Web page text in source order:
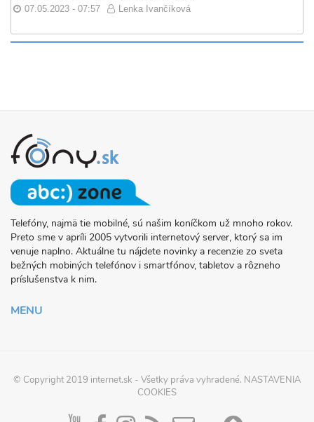
07.05.2023 - 07:57 Lenka Ivančíková
O
PROJEKTE
FONY.SK
Telefóny, najmä tie mobilné, sú našim koníčkom už mnoho rokov.
Preto sme v apríli 2005 vytvorili internetový server, ktorý sa im
venuje naplno. Aktuálne tu nájdete novinky a recenzie zo sveta
bežných mobiných telefónov i smartfónov, tabletov a rôzneho
príslušenstva k nim.
MENU
© Copyright 2019 internet.sk - Všetky práva vyhradené. NASTAVENIA
COOKIES